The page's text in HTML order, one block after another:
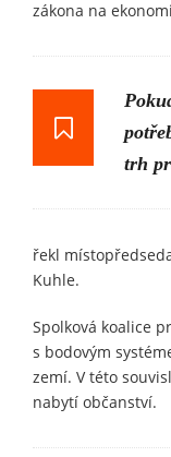
zákona na
trh
řekl
Kuhle.
Spolková koalice
s bodovým
zemí. V této
nabytí občanství.